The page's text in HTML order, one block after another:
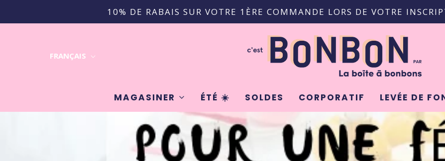
10% DE RABAIS SUR VOTRE 1ÈRE COMMANDE LORS DE VOTRE
FRANÇAIS
MAGASINER ÉTÉ ☀️ SOLDES CORPORATIF LEVÉE DE